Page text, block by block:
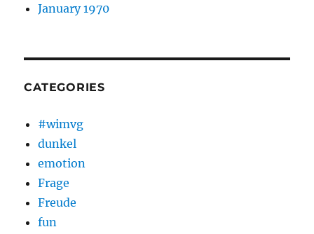
January 1970
CATEGORIES
#wimvg
dunkel
emotion
Frage
Freude
fun